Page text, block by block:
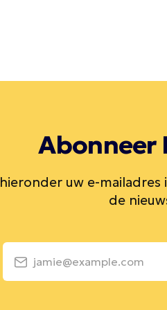
Abonneer
uw e-
de
jamie@example.com